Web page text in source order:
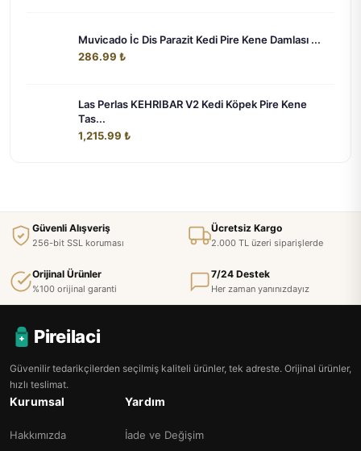
Muvicado İc Dis Parazit Kedi Pire Kene Damlası ...
286.99 ₺
Las Perlas KEHRIBAR V2 Kedi Köpek Pire Kene
Tas...
1,215.99 ₺
Güvenli Alışveriş
256-bit SSL koruması
Ücretsiz Kargo
2.000 TL üzeri siparişlerde
Orijinal Ürünler
%100 orijinal garanti
7/24 Destek
Her zaman yanınızdayız
Pireilaci
Güvenilir tedarikçilerden seçilmiş kaliteli ürünler, tek adreste. Orijinal ürünler,
hızlı teslimat.
Kurumsal
Hakkımızda
Yardım
İade ve Değişim